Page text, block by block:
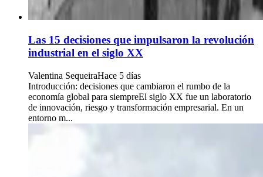
Las 15 decisiones que impulsaron la revolución
industrial en el siglo XX
Valentina SequeiraHace 5 días
Introducción: decisiones que cambiaron el rumbo de la
economía global para siempreEl siglo XX fue un laboratorio
de innovación, riesgo y transformación empresarial. En un
entorno m...